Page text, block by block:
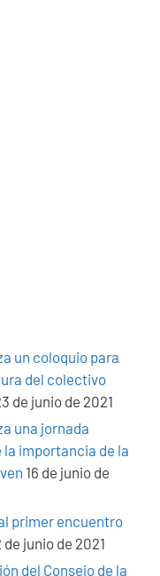
un coloquio para
del colectivo
de junio de 2021
una jornada
importancia de la
16 de junio de
primer encuentro
de junio de 2021
del Consejo de la